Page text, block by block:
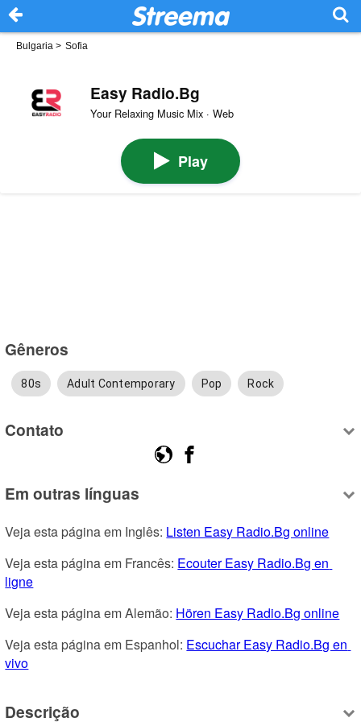
Bulgaria > Sofia
Easy Radio.Bg
Your Relaxing Music Mix · Web
Play
Gêneros
80s Adult Contemporary Pop Rock
Contato
Em outras línguas
Veja esta página em Inglês: Listen Easy Radio.Bg online
Veja esta página em Francês: Ecouter Easy Radio.Bg en
ligne
Veja esta página em Alemão: Hören Easy Radio.Bg online
Veja esta página em Espanhol: Escuchar Easy Radio.Bg en
vivo
Descrição